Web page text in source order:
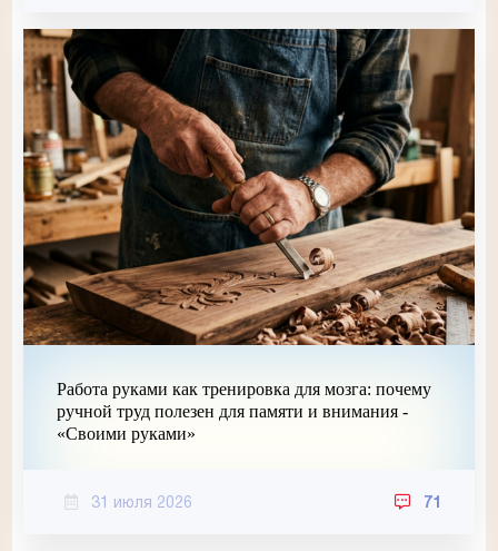
Работа руками как тренировка для мозга: почему
ручной труд полезен для памяти и внимания -
«Своими руками»
31 июля 2026 71